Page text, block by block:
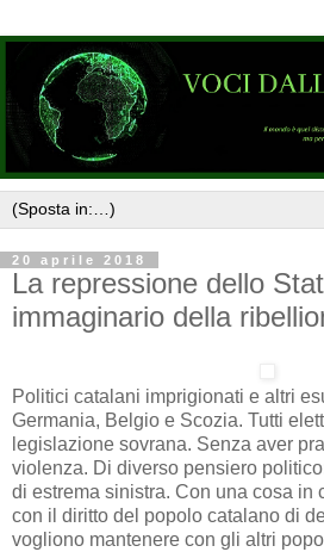
20 aprile 2018
La repressione dello
immaginario della
Politici catalani imprigionati e altri
Germania, Belgio e Scozia. Tutti
legislazione sovrana. Senza aver
violenza. Di diverso pensiero
di estrema sinistra. Con una cosa in
con il diritto del popolo catalano di
vogliono mantenere con gli altri